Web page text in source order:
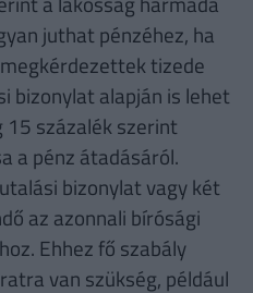
juthat pénzéhez, ha
tizede
bizonylat alapján is lehet
százalék szerint
a pénz átadásáról.
bizonylat vagy két
az azonnali bírósági
Ehhez fő szabály
van szükség, például